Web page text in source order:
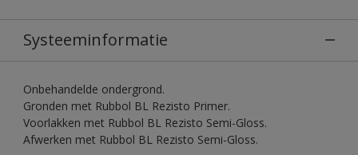
Systeeminformatie
Onbehandelde ondergrond.
Gronden met Rubbol BL Rezisto Primer.
Voorlakken met Rubbol BL Rezisto Semi-Gloss.
Afwerken met Rubbol BL Rezisto Semi-Gloss.